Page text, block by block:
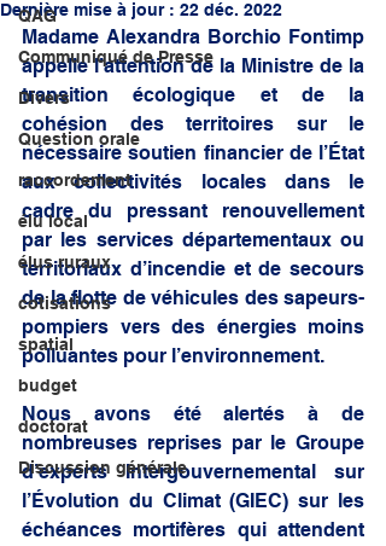
QAG
Communiqué de Presse
Divers
Question orale
raccordement
élu local
élus ruraux
cotisations
spatial
budget
doctorat
Discussion générale
Dernière mise à jour : 22 déc. 2022
Madame Alexandra Borchio Fontimp
appelle l’attention de la Ministre de la
transition écologique et de la
cohésion des territoires sur le
nécessaire soutien financier de l’État
aux collectivités locales dans le
cadre du pressant renouvellement
par les services départementaux ou
territoriaux d’incendie et de secours
de la flotte de véhicules des sapeurs-
pompiers vers des énergies moins
polluantes pour l’environnement.
Nous avons été alertés à de
nombreuses reprises par le Groupe
d’experts Intergouvernemental sur
l’Évolution du Climat (GIEC) sur les
échéances mortifères qui attendent